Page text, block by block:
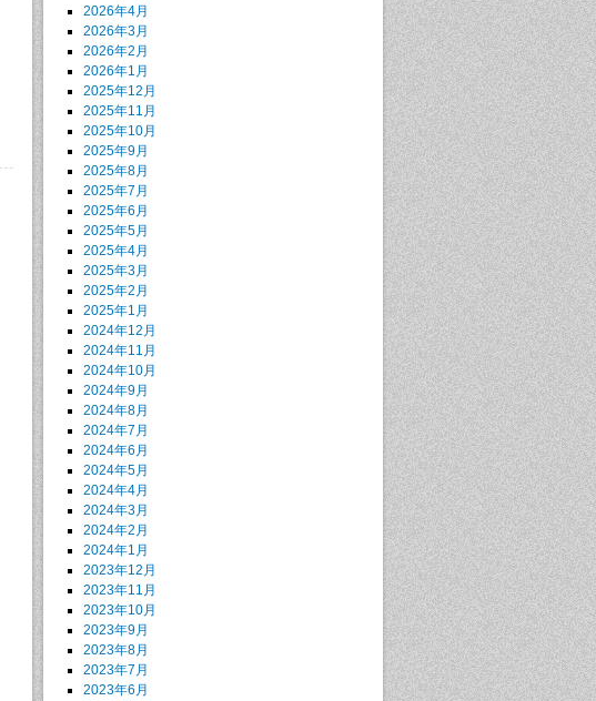
2026年4月
2026年3月
2026年2月
2026年1月
2025年12月
2025年11月
2025年10月
2025年9月
2025年8月
2025年7月
2025年6月
2025年5月
2025年4月
2025年3月
2025年2月
2025年1月
2024年12月
2024年11月
2024年10月
2024年9月
2024年8月
2024年7月
2024年6月
2024年5月
2024年4月
2024年3月
2024年2月
2024年1月
2023年12月
2023年11月
2023年10月
2023年9月
2023年8月
2023年7月
2023年6月